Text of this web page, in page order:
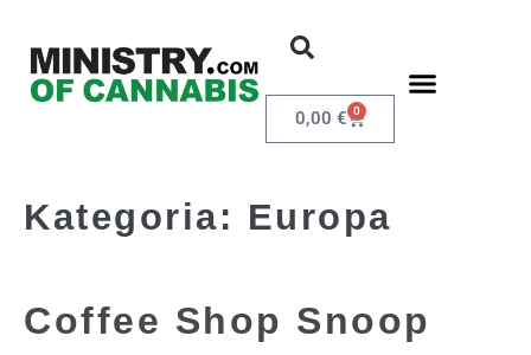
0,00 € 0
Kategoria: Europa
Coffee Shop Snoop